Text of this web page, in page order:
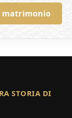
matrimonio
STORIA DI